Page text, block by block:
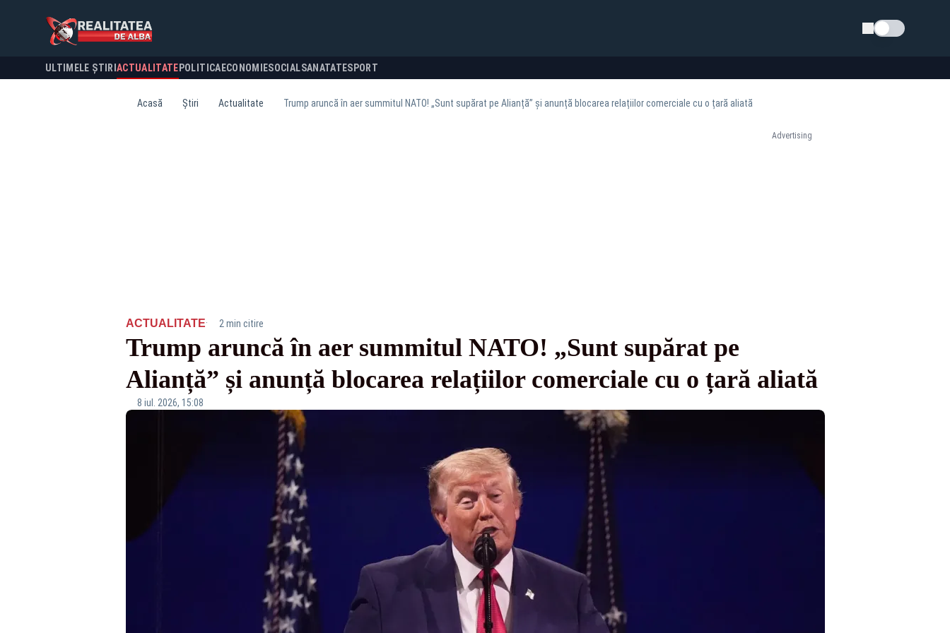
Schimba tema
ULTIMELE ȘTIRI ACTUALITATE POLITICA ECONOMIESOCIALSANATATESPORT
Acasă Știri Actualitate Trump aruncă în aer summitul NATO! „Sunt supărat pe Alianță” și anunță blocarea relațiilor comerciale cu o țară aliată
Advertising
ACTUALITATE· 2 min citire
Trump aruncă în aer summitul NATO! „Sunt supărat pe
Alianță” și anunță blocarea relațiilor comerciale cu o țară aliată
8 iul. 2026, 15:08